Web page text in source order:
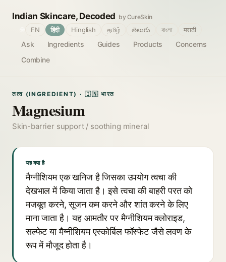
Indian Skincare, Decoded by CureSkin
Ask Ingredients Guides Products
Concerns
Combine
EN हिंदी Hinglish தமிழ் తెలుగు বাংলা मराठी
तत्व (INGREDIENT) · 🇮🇳 भारत
Magnesium
Skin-barrier support / soothing mineral
यह क्या है
मैग्नीशियम एक खनिज है जिसका उपयोग त्वचा की
देखभाल में किया जाता है। इसे त्वचा की बाहरी परत को
मजबूत करने, सूजन कम करने और शांत करने के लिए
माना जाता है। यह आमतौर पर मैग्नीशियम क्लोराइड,
सल्फेट या मैग्नीशियम एस्कोर्बिल फॉस्फेट जैसे लवण के
रूप में मौजूद होता है।